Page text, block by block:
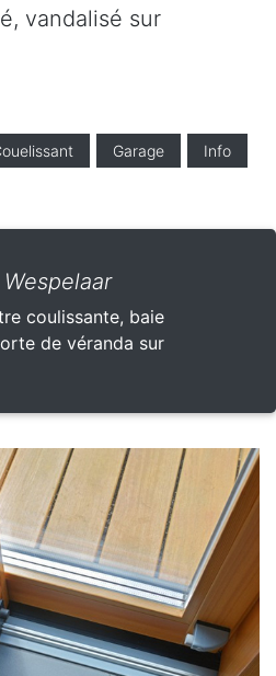
vandalisé sur
Garage Info
coulissante, baie
de véranda sur